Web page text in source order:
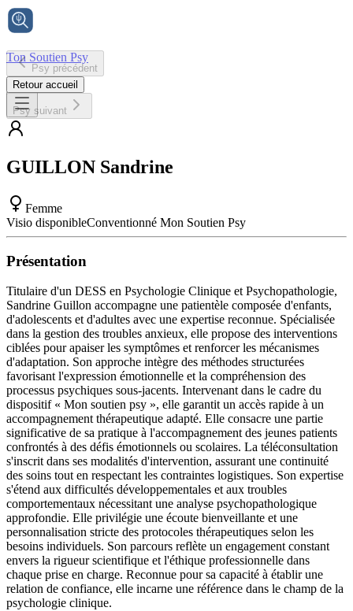
Ton Soutien Psy
Accueil
Psy précédent
Retour accueil
Psy suivant
GUILLON Sandrine
Femme
Visio disponibleConventionné Mon Soutien Psy
Présentation
Titulaire d'un DESS en Psychologie Clinique et Psychopathologie,
Sandrine Guillon accompagne une patientèle composée d'enfants,
d'adolescents et d'adultes avec une expertise reconnue. Spécialisée
dans la gestion des troubles anxieux, elle propose des interventions
ciblées pour apaiser les symptômes et renforcer les mécanismes
d'adaptation. Son approche intègre des méthodes structurées
favorisant l'expression émotionnelle et la compréhension des
processus psychiques sous-jacents. Intervenant dans le cadre du
dispositif « Mon soutien psy », elle garantit un accès rapide à un
accompagnement thérapeutique adapté. Elle consacre une partie
significative de sa pratique à l'accompagnement des jeunes patients
confrontés à des défis émotionnels ou scolaires. La téléconsultation
s'inscrit dans ses modalités d'intervention, assurant une continuité
des soins tout en respectant les contraintes logistiques. Son expertise
s'étend aux difficultés développementales et aux troubles
comportementaux nécessitant une analyse psychopathologique
approfondie. Elle privilégie une écoute bienveillante et une
personnalisation stricte des protocoles thérapeutiques selon les
besoins individuels. Son parcours reflète un engagement constant
envers la rigueur scientifique et l'éthique professionnelle dans
chaque prise en charge. Reconnue pour sa capacité à établir une
relation de confiance, elle incarne une référence dans le champ de la
psychologie clinique.